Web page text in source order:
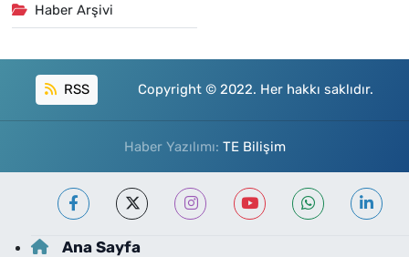
Haber Arşivi
RSS Copyright © 2022. Her hakkı saklıdır.
Haber Yazılımı: TE Bilişim
Ana Sayfa